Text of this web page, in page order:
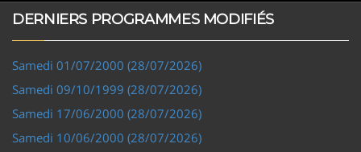
DERNIERS PROGRAMMES MODIFIÉS
Samedi 01/07/2000 (28/07/2026)
Samedi 09/10/1999 (28/07/2026)
Samedi 17/06/2000 (28/07/2026)
Samedi 10/06/2000 (28/07/2026)